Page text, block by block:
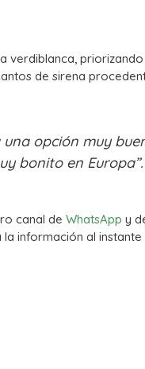
verdiblanca, priorizando
de sirena
una opción muy
bonito en Europa”.
canal de WhatsApp y
información al instante